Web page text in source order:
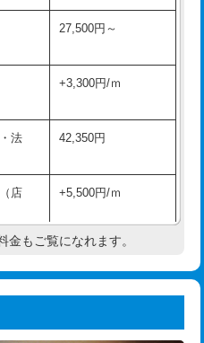
3,300円
ド止
5,500円
し作
11,000円
使
33,000円
）使
+8,800円
銅
27,500円～
+3,300円/ｍ
法
42,350円
店
+5,500円/ｍ
現地調査
金もご覧になれます。